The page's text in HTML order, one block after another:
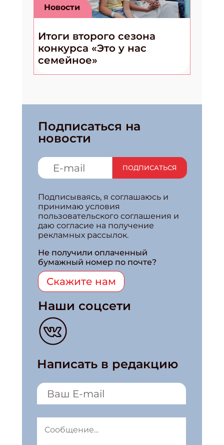
Новости
Итоги второго сезона
конкурса «Это у нас
семейное»
Подписаться на
новости
ПОДПИСАТЬСЯ
Подписываясь, я соглашаюсь и
принимаю условия
пользовательского соглашения и
даю согласие на получение
рекламных рассылок.
Не получили оплаченный
бумажный номер по почте?
Скажите нам
Наши соцсети
Написать в редакцию